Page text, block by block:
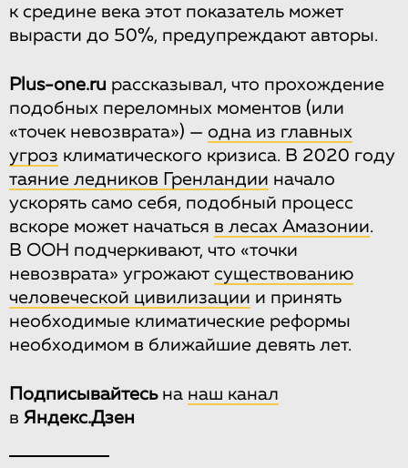
к средине века этот показатель может
вырасти до 50%, предупреждают авторы.
Plus-one.ru рассказывал, что прохождение
подобных переломных моментов (или
«точек невозврата») — одна из главных
угроз климатического кризиса. В 2020 году
таяние ледников Гренландии начало
ускорять само себя, подобный процесс
вскоре может начаться в лесах Амазонии.
В ООН подчеркивают, что «точки
невозврата» угрожают существованию
человеческой цивилизации и принять
необходимые климатические реформы
необходимом в ближайшие девять лет.
Подписывайтесьна наш канал
в Яндекс.Дзен